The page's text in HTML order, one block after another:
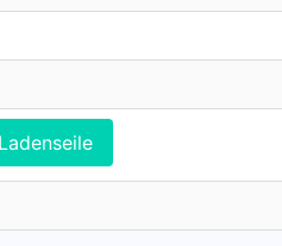
Ladenseile